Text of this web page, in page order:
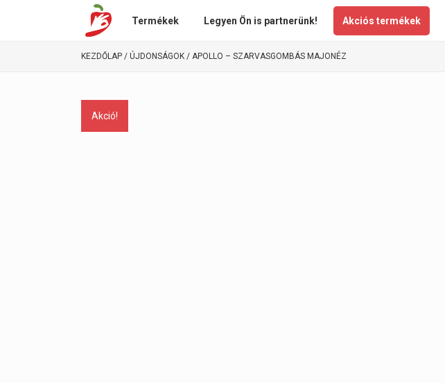
Termékek Legyen Ön is partnerünk! Akciós termékek
KEZDŐLAP / ÚJDONSÁGOK / APOLLO – SZARVASGOMBÁS MAJONÉZ
Akció!